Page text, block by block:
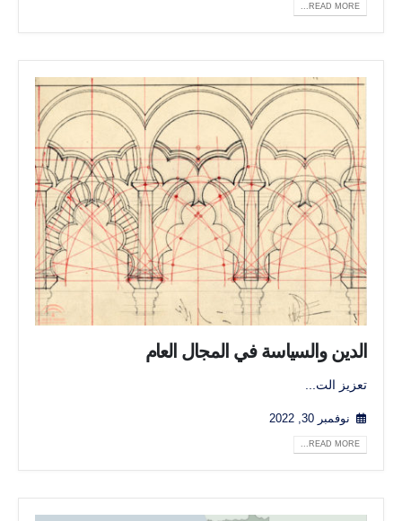
READ MORE...
الدين والسياسة في المجال العام
تعزيز الت...
نوفمبر 30, 2022
READ MORE...